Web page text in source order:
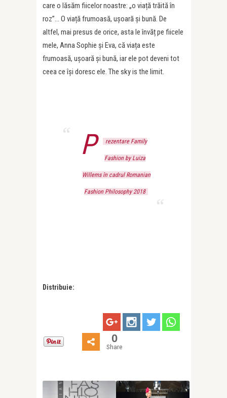
care o lăsăm fiicelor noastre: „o viață trăită în
roz”… O viață frumoasă, ușoară și bună. De
altfel, mai presus de orice, asta le învăț pe fiicele
mele, Anna Sophie și Eva, că viața este
frumoasă, ușoară și bună, iar ele pot deveni tot
ceea ce își doresc ele. The sky is the limit.
P rezentare Family
Fashion by Luiza
Willems în cadrul Romanian
Fashion Philosophy 2018
Distribuie:
0
Share